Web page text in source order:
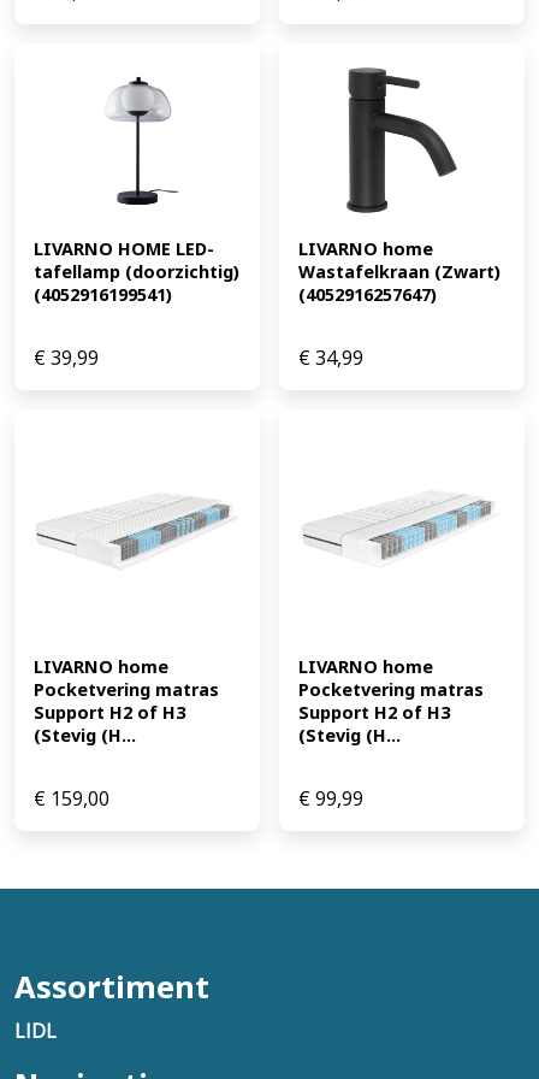
LIVARNO HOME LED-
tafellamp (doorzichtig)
(4052916199541)
€39,99
LIVARNO home
Wastafelkraan (Zwart)
(4052916257647)
€34,99
LIVARNO home
Pocketvering matras
Support H2 of H3
(Stevig (H...
€ 159,00
LIVARNO home
Pocketvering matras
Support H2 of H3
(Stevig (H...
€99,99
Assortiment
LIDL